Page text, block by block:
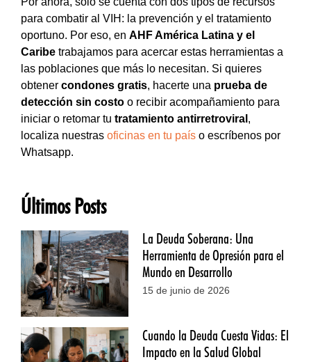
para combatir al VIH: la prevención y el tratamiento
oportuno. Por eso, en AHF América Latina y el
Caribe trabajamos para acercar estas herramientas a
las poblaciones que más lo necesitan. Si quieres
obtener condones gratis, hacerte una prueba de
detección sin costo o recibir acompañamiento para
iniciar o retomar tu tratamiento antirretroviral ,
localiza nuestras oficinas en tu país o escríbenos por
Whatsapp.
Últimos Posts
La Deuda Soberana: Una
Herramienta de Opresión para el
Mundo en Desarrollo
15 de junio de 2026
Cuando la Deuda Cuesta Vidas: El
Impacto en la Salud Global